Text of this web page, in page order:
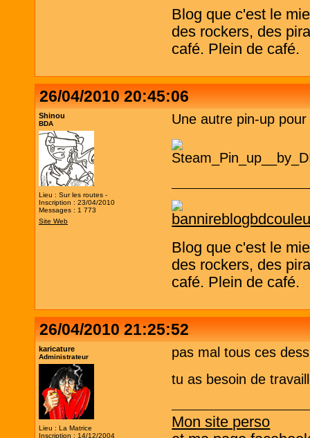
Blog que c'est le
des rockers, des
café. Plein de café.
26/04/2010 20:45:06
Shinou
BDA
Lieu : Sur les routes -
Inscription : 23/04/2010
Messages : 1 773
Site Web
Une autre pin-up
Blog que c'est le
des rockers, des
café. Plein de café.
26/04/2010 21:25:52
karicature
Administrateur
Lieu : La Matrice
Inscription : 14/12/2004
pas mal tous ces
tu as besoin de
Mon site perso